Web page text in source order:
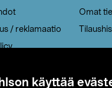
käyttää
/ reklamaatio
Omat